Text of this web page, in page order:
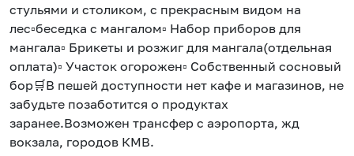
стульями и столиком, с прекрасным видом на
лес▫️беседка с мангалом▫️ Набор приборов для
мангала▫️ Брикеты и розжиг для мангала(отдельная
оплата)▫️ Участок огорожен▫️ Собственный сосновый
бор🛒В пешей доступности нет кафе и магазинов, не
забудьте позаботится о продуктах
заранее.Возможен трансфер с аэропорта, жд
вокзала, городов КМВ.